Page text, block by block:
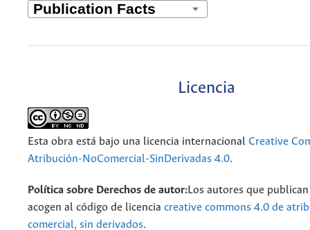
Licencia
Esta obra está bajo una licencia internacional Creative
Atribución-NoComercial-SinDerivadas 4.0.
Política sobre Derechos de autor:Los autores que
acogen al código de licencia creative commons 4.0 de
comercial, sin derivados.